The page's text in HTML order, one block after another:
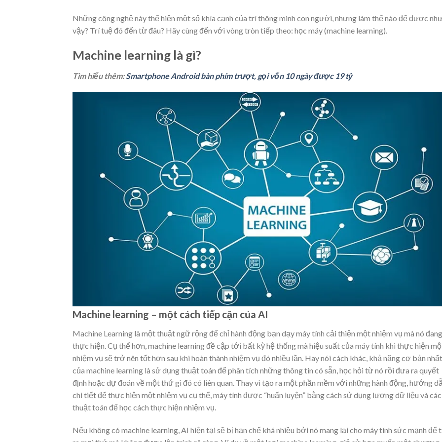
Những công nghệ này thể hiện một số khía cạnh của trí thông minh con người, nhưng làm thế nào để được
vậy? Trí tuệ đó đến từ đâu? Hãy cùng đến với vòng tròn tiếp theo: học máy (machine learning).
Machine learning là gì?
Tìm hiểu thêm:Smartphone Android bàn phím trượt, gọi vốn 10 ngày được 19 tỷ
Machine learning – một cách tiếp cận của AI
Machine Learning là một thuật ngữ rộng để chỉ hành động bạn dạy máy tính cải thiện một nhiệm vụ mà nó đang
thực hiện. Cụ thể hơn, machine learning đề cập tới bất kỳ hệ thống mà hiệu suất của máy tính khi thực hiện
nhiệm vụ sẽ trở nên tốt hơn sau khi hoàn thành nhiệm vụ đó nhiều lần. Hay nói cách khác, khả năng cơ bản nhất
của machine learning là sử dụng thuật toán để phân tích những thông tin có sẵn, học hỏi từ nó rồi đưa ra quyết
định hoặc dự đoán về một thứ gì đó có liên quan. Thay vì tạo ra một phần mềm với những hành động, hướng
chi tiết để thực hiện một nhiệm vụ cụ thể, máy tính được “huấn luyện” bằng cách sử dụng lượng dữ liệu và các
thuật toán để học cách thực hiện nhiệm vụ.
Nếu không có machine learning, AI hiện tại sẽ bị hạn chế khá nhiều bởi nó mang lại cho máy tính sức mạnh để